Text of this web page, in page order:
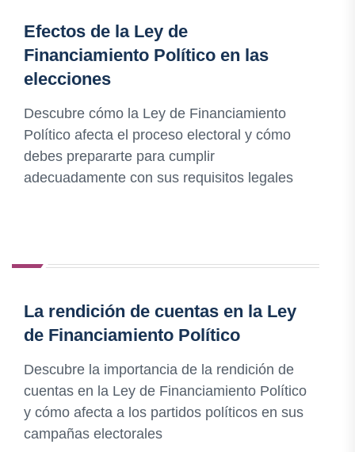
Efectos de la Ley de
Financiamiento Político en las
elecciones
Descubre cómo la Ley de Financiamiento
Político afecta el proceso electoral y cómo
debes prepararte para cumplir
adecuadamente con sus requisitos legales
La rendición de cuentas en la Ley
de Financiamiento Político
Descubre la importancia de la rendición de
cuentas en la Ley de Financiamiento Político
y cómo afecta a los partidos políticos en sus
campañas electorales